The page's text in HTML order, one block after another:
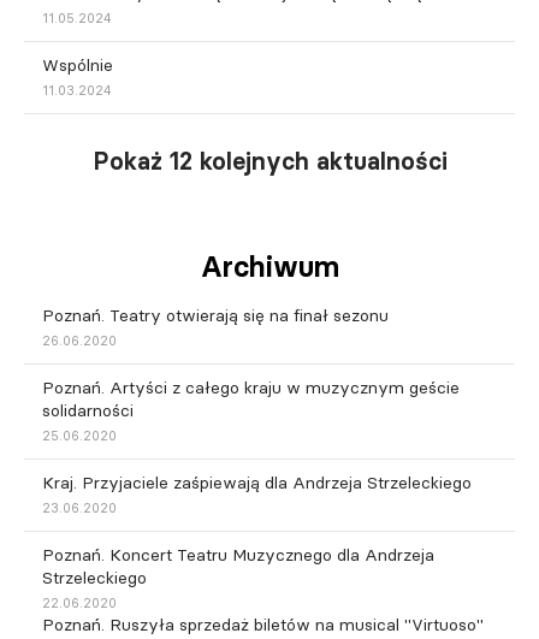
11.05.2024
Wspólnie
11.03.2024
Pokaż 12 kolejnych aktualności
Archiwum
Poznań. Teatry otwierają się na finał sezonu
26.06.2020
Poznań. Artyści z całego kraju w muzycznym geście
solidarności
25.06.2020
Kraj. Przyjaciele zaśpiewają dla Andrzeja Strzeleckiego
23.06.2020
Poznań. Koncert Teatru Muzycznego dla Andrzeja
Strzeleckiego
22.06.2020
Poznań. Ruszyła sprzedaż biletów na musical "Virtuoso"